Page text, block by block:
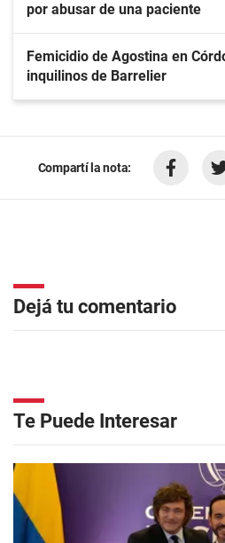
por abusar de una paciente
Femicidio de Agostina en
inquilinos de Barrelier
Compartí la nota:
Dejá tu comentario
Te Puede Interesar